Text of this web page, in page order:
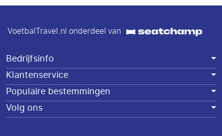
VoetbalTravel.nl onderdeel van
Bedrijfsinfo
Klantenservice
Populaire bestemmingen
Volg ons